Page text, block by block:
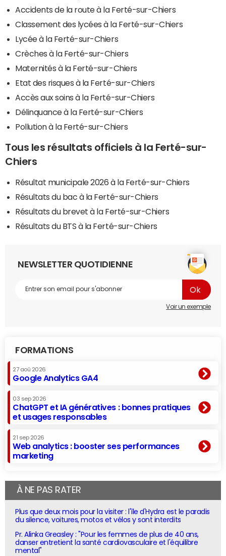
Accidents de la route à la Ferté-sur-Chiers
Classement des lycées à la Ferté-sur-Chiers
Lycée à la Ferté-sur-Chiers
Crèches à la Ferté-sur-Chiers
Maternités à la Ferté-sur-Chiers
Etat des risques à la Ferté-sur-Chiers
Accès aux soins à la Ferté-sur-Chiers
Délinquance à la Ferté-sur-Chiers
Pollution à la Ferté-sur-Chiers
Tous les résultats officiels à la Ferté-sur-
Chiers
Résultat municipale 2026 à la Ferté-sur-Chiers
Résultats du bac à la Ferté-sur-Chiers
Résultats du brevet à la Ferté-sur-Chiers
Résultats du BTS à la Ferté-sur-Chiers
NEWSLETTER QUOTIDIENNE
Voir un exemple
FORMATIONS
27 aoû 2026
Google Analytics GA4
03 sep 2026
ChatGPT et IA génératives : bonnes pratiques
et usages responsables
21 sep 2026
Web analytics : booster ses performances
marketing
À NE PAS RATER
Plus que deux mois pour la visiter : l'île d'Hydra est le paradis
du silence, voitures, motos et vélos y sont interdits
Pr. Alinka Greasley : "Pour les femmes de plus de 40 ans,
danser entretient la santé cardiovasculaire et l'équilibre
mental"